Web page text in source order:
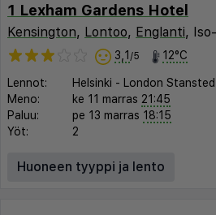
1 Lexham Gardens Hotel
Kensington, Lontoo, Englanti, Iso-
3,1 /5 12°C
Lennot: Helsinki -
London Stansted
Meno:
ke 11 marras 21:45
Paluu:
pe 13 marras 18:15
Yöt:
2
Huoneen tyyppi ja lento